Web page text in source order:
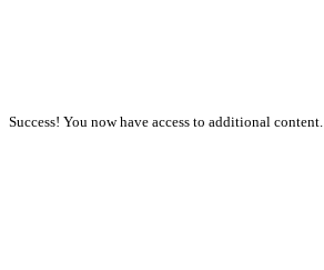
Success! You now have access to additional content.